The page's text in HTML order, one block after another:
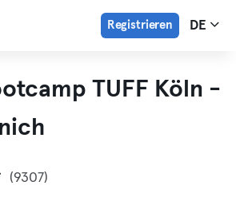
Registrieren DE
TUFF Köln -
(9307)